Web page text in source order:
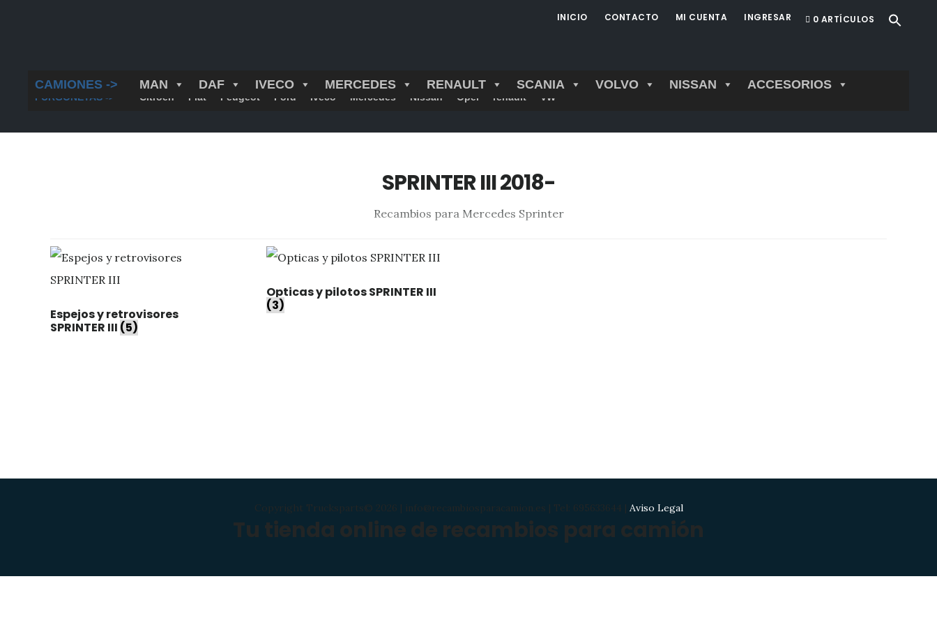
principal
INICIO CONTACTO MI CUENTA INGRESAR 0 ARTÍCULOS
FURGONETAS -> Citroën Fiat Peugeot Ford Iveco Mercedes Nissan Opel renault VW
CAMIONES -> MAN DAF IVECO MERCEDES RENAULT SCANIA VOLVO NISSAN ACCESORIOS
SPRINTER III 2018-
Recambios para Mercedes Sprinter
Espejos y retrovisores
SPRINTER III (5)
Opticas y pilotos SPRINTER III
(3)
Copyright Trucksparts© 2026 | info@recambiosparacamion.es | Tel: 695633644 | Aviso Legal
Tu tienda online de recambios para camión